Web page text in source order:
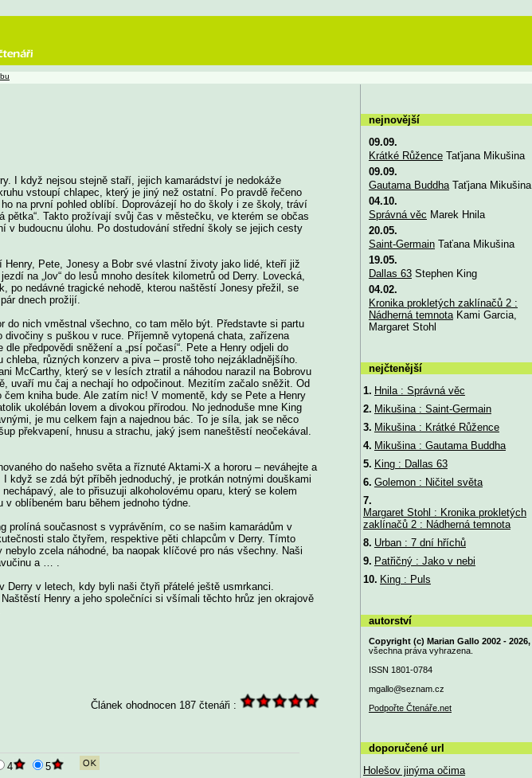
I když nejsou stejně staří, jejich kamarádství je nedokáže
vstoupí chlapec, který je jiný než ostatní. Po pravdě řečeno
na první pohled oblíbí. Doprovázejí ho do školy i ze školy, tráví
pětka“. Takto prožívají svůj čas v městečku, ve kterém se občas
budoucnu úlohu. Po dostudování střední školy se jejich cesty
Pete, Jonesy a Bobr své vlastní životy jako lidé, kteří již
na „lov“ do lesů mnoho desítek kilometrů od Derry. Lovecká,
po nedávné tragické nehodě, kterou naštěstí Jonesy přežil, se
dnech prožijí.
nich vměstnal všechno, co tam mělo být. Představte si partu
s puškou v ruce. Příjemně vytopená chata, zařízena
předpovědi sněžení a „psí počasí“. Pete a Henry odjeli do
různých konzerv a piva – prostě toho nejzákladnějšího.
McCarthy, který se v lesích ztratil a náhodou narazil na Bobrovu
uvaří mu čaj a nechají ho odpočinout. Mezitím začalo sněžit. Od
kniha bude. Ale zatím nic! V momentě, kdy se Pete a Henry
ukolébán lovem a divokou přírodou. No jednoduše mne King
je mu celkem fajn a najednou bác. To je síla, jak se něco
překvapení, hnusu a strachu, jaký jsem naneštěstí neočekával.
do našeho světa a říznuté Aktami-X a hororu – neváhejte a
když se zdá být příběh jednoduchý, je protkán notnými douškami
ale to přisuzuji alkoholovému oparu, který se kolem
oblíbeném baru během jednoho týdne.
prolíná současnost s vyprávěním, co se našim kamarádům v
stalo čtyřem, respektive pěti chlapcům v Derry. Tímto
zcela náhodné, ba naopak klíčové pro nás všechny. Naši
a … .
v letech, kdy byli naši čtyři přátelé ještě usmrkanci.
Henry a jeho společníci si všímali těchto hrůz jen okrajově
Článek ohodnocen 187 čtenáři :
4 5
nejnovější
09.09.
Krátké RůženceTaťjana Mikušina
09.09.
Gautama BuddhaTaťjana Mikušina
04.10.
Správná věc Marek Hnila
20.05.
Saint-GermainTaťana Mikušina
19.05.
Dallas 63Stephen King
04.02.
Kronika prokletých zaklínačů 2 :
Nádherná temnotaKami Garcia,
Margaret Stohl
nejčtenější
1. Hnila : Správná věc
2. Mikušina : Saint-Germain
3. Mikušina : Krátké Růžence
4. Mikušina : Gautama Buddha
5. King : Dallas 63
6. Golemon : Ničitel světa
7.
Margaret Stohl : Kronika prokletých
zaklínačů 2 : Nádherná temnota
8. Urban : 7 dní hříchů
9. Patřičný : Jako v nebi
10. King : Puls
autorství
Copyright (c) Marian Gallo 2002 - 2026,
všechna práva vyhrazena.
ISSN 1801-0784
mgallo@seznam.cz
Podpořte Čtenáře.net
doporučené url
Holešov jinýma očima